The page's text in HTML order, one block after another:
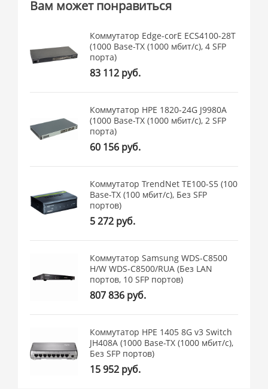
Вам может понравиться
Коммутатор Edge-corE ECS4100-28T
(1000 Base-TX (1000 мбит/с), 4 SFP
порта)
83 112 руб.
Коммутатор HPE 1820-24G J9980A
(1000 Base-TX (1000 мбит/с), 2 SFP
порта)
60 156 руб.
Коммутатор TrendNet TE100-S5 (100
Base-TX (100 мбит/с), Без SFP
портов)
5 272 руб.
Коммутатор Samsung WDS-C8500
H/W WDS-C8500/RUA (Без LAN
портов, 10 SFP портов)
807 836 руб.
Коммутатор HPE 1405 8G v3 Switch
JH408A (1000 Base-TX (1000 мбит/с),
Без SFP портов)
15 952 руб.